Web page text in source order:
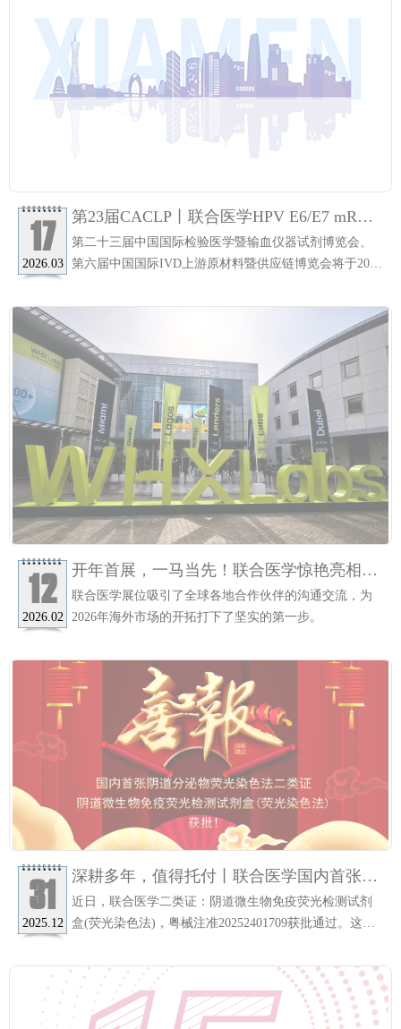
家委员会、
17
2026.03
第23届CACLP丨联合医学HPV E6/E7 mRNA
新品上市，邀您相约鹭岛，向“新”而行，
以“质”致远，共话新发展！
第二十三届中国国际检验医学暨输血仪器试剂博览会、
第六届中国国际IVD上游原材料暨供应链博览会将于2026
12
2026.02
开年首展，一马当先！联合医学惊艳亮相
WHX Labs Dubai，广获好评！
联合医学展位吸引了全球各地合作伙伴的沟通交流，为
2026年海外市场的开拓打下了坚实的第一步。
31
2025.12
深耕多年，值得托付丨联合医学国内首张阴
道微生物免疫荧光检测试剂盒(荧光染色法)
二类证获批！
近日，联合医学二类证：阴道微生物免疫荧光检测试剂
盒(荧光染色法)，粤械注准20252401709获批通过。这是
学在妇幼健康领域的又一重大突破。该试剂可配套荧光
扫描影像分析（Gis1000、2000、3000系列）使用，为阴
道炎症的精准诊疗提供更为准确的判断依据。